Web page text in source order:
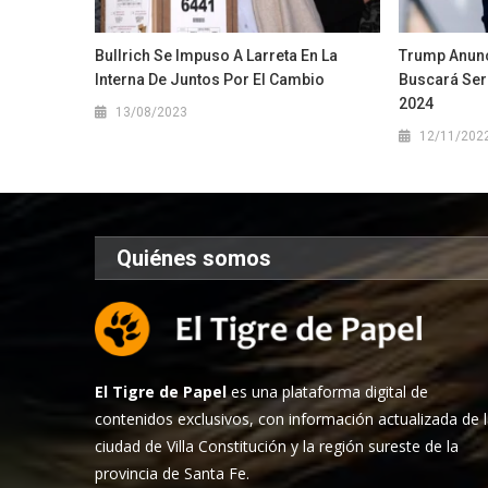
Bullrich Se Impuso A Larreta En La
Interna De Juntos Por El Cambio
13/08/2023
Trump
Buscará
2024
12/11/
Quiénes somos
El Tigre de Papeles una plataforma digital de
contenidos exclusivos, con información actualizada de
ciudad de Villa Constitución y la región sureste de la
provincia de Santa Fe.